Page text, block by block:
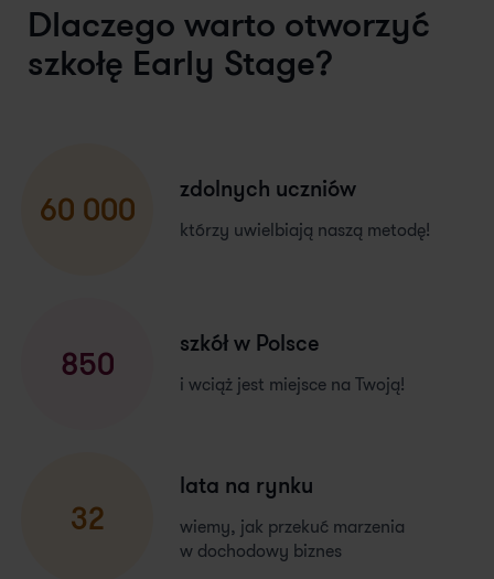
Dlaczego warto otworzyć
szkołę Early Stage?
60 000
zdolnych uczniów
którzy uwielbiają naszą metodę!
850
szkół w Polsce
i wciąż jest miejsce na Twoją!
32
lata na rynku
wiemy, jak przekuć marzenia
w dochodowy biznes